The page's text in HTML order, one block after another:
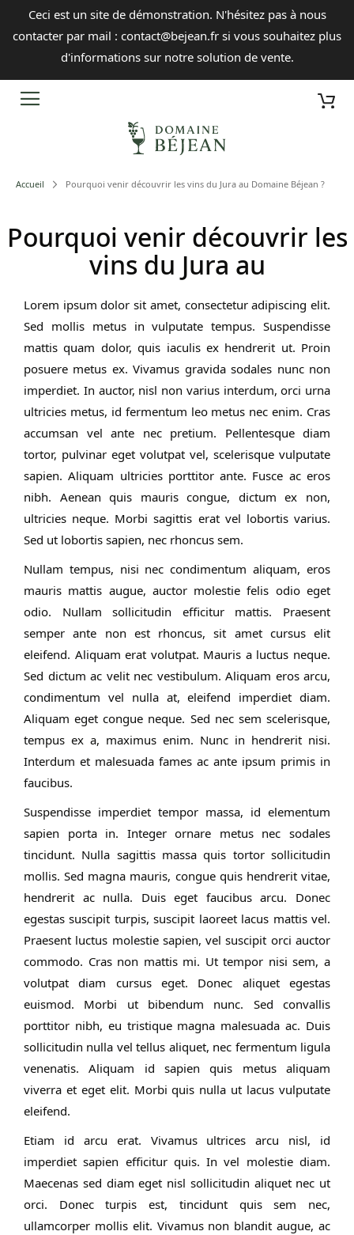
Ceci est un site de démonstration. N'hésitez pas à nous
contacter par mail : contact@bejean.fr si vous souhaitez plus
d'informations sur notre solution de vente.
Aller
au
Accueil Pourquoi venir découvrir les vins du Jura au Domaine Béjean ?
Pourquoi venir découvrir les
vins du Jura au
Lorem ipsum dolor sit amet, consectetur adipiscing elit.
Sed mollis metus in vulputate tempus. Suspendisse
mattis quam dolor, quis iaculis ex hendrerit ut. Proin
posuere metus ex. Vivamus gravida sodales nunc non
imperdiet. In auctor, nisl non varius interdum, orci urna
ultricies metus, id fermentum leo metus nec enim. Cras
accumsan vel ante nec pretium. Pellentesque diam
tortor, pulvinar eget volutpat vel, scelerisque vulputate
sapien. Aliquam ultricies porttitor ante. Fusce ac eros
nibh. Aenean quis mauris congue, dictum ex non,
ultricies neque. Morbi sagittis erat vel lobortis varius.
Sed ut lobortis sapien, nec rhoncus sem.
Nullam tempus, nisi nec condimentum aliquam, eros
mauris mattis augue, auctor molestie felis odio eget
odio. Nullam sollicitudin efficitur mattis. Praesent
semper ante non est rhoncus, sit amet cursus elit
eleifend. Aliquam erat volutpat. Mauris a luctus neque.
Sed dictum ac velit nec vestibulum. Aliquam eros arcu,
condimentum vel nulla at, eleifend imperdiet diam.
Aliquam eget congue neque. Sed nec sem scelerisque,
tempus ex a, maximus enim. Nunc in hendrerit nisi.
Interdum et malesuada fames ac ante ipsum primis in
faucibus.
Suspendisse imperdiet tempor massa, id elementum
sapien porta in. Integer ornare metus nec sodales
tincidunt. Nulla sagittis massa quis tortor sollicitudin
mollis. Sed magna mauris, congue quis hendrerit vitae,
hendrerit ac nulla. Duis eget faucibus arcu. Donec
egestas suscipit turpis, suscipit laoreet lacus mattis vel.
Praesent luctus molestie sapien, vel suscipit orci auctor
commodo. Cras non mattis mi. Ut tempor nisi sem, a
volutpat diam cursus eget. Donec aliquet egestas
euismod. Morbi ut bibendum nunc. Sed convallis
porttitor nibh, eu tristique magna malesuada ac. Duis
sollicitudin nulla vel tellus aliquet, nec fermentum ligula
venenatis. Aliquam id sapien quis metus aliquam
viverra et eget elit. Morbi quis nulla ut lacus vulputate
eleifend.
Etiam id arcu erat. Vivamus ultrices arcu nisl, id
imperdiet sapien efficitur quis. In vel molestie diam.
Maecenas sed diam eget nisl sollicitudin aliquet nec ut
orci. Donec turpis est, tincidunt quis sem nec,
ullamcorper mollis elit. Vivamus non blandit augue, ac